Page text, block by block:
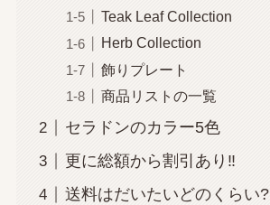
Teak Leaf Collection
Herb Collection
飾りプレート
商品リストの一覧
セラドンのカラー5色
更に総額から割引あり‼
送料はだいたいどのくらい?